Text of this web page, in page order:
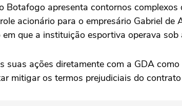
apresenta contornos
acionário para o empresário Gabriel
que a instituição esportiva operava
ações diretamente com a GDA
mitigar os termos prejudiciais do